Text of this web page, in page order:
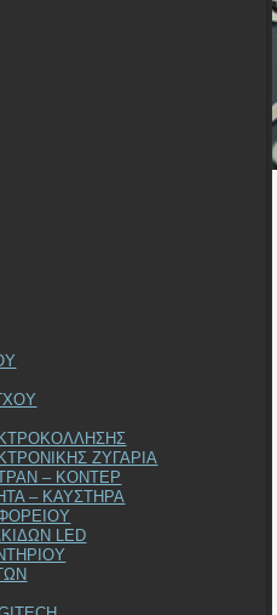
ΖΥΓΑΡΙΑ
– ΚΟΝΤΕΡ
– ΚΑΥΣΤΗΡΑ
LED